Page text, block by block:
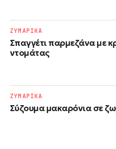
Σπαγγέτι παρμεζάνα με
ντομάτας
ΖΥΜΑΡΙΚΑ
Σύζουμα μακαρόνια σε
ΖΥΜΑΡΙΚΑ